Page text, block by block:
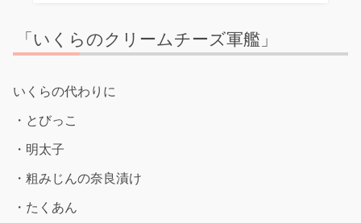
「いくらのクリームチーズ軍艦」
いくらの代わりに
・とびっこ
・明太子
・粗みじんの奈良漬け
・たくあん